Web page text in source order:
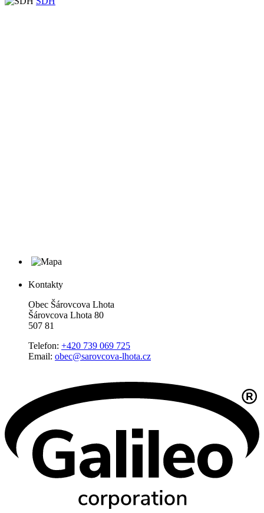
Kontakty
Obec Šárovcova Lhota
Šárovcova Lhota 80
507 81
Telefon: +420 739 069 725
Email: obec@sarovcova-lhota.cz